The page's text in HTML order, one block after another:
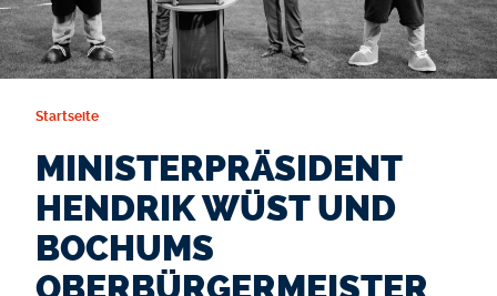
Startseite
MINISTERPRÄSIDENT
HENDRIK WÜST UND
BOCHUMS